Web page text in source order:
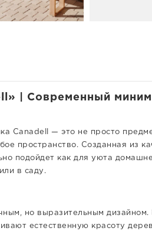
| Современный
Canadell — это не просто
пространство. Созданная из
подойдет как для уюта
в саду.
но выразительным
естественную красоту